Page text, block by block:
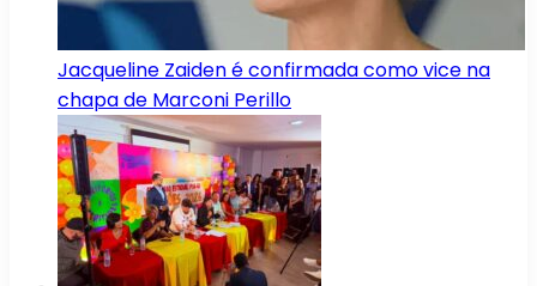
Jacqueline Zaiden é confirmada como vice na
chapa de Marconi Perillo